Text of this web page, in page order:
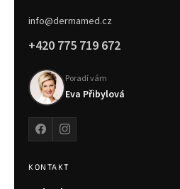
info@dermamed.cz
+420 775 719 672
Poradí vám
Eva Přibylová
KONTAKT